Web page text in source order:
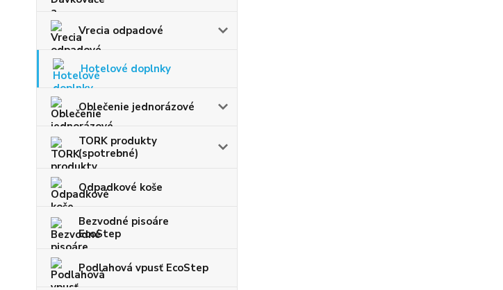
Vrecia odpadové
Hotelové doplnky
Oblečenie jednorázové
TORK produkty
(spotrebné)
Odpadkové koše
Bezvodné pisoáre
EcoStep
Podlahová vpusť EcoStep